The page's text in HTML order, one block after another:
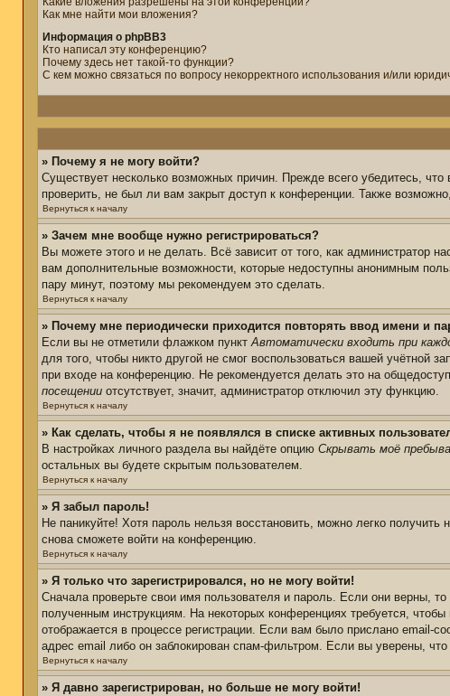
Как мне найти мои вложения?
Информация о phpBB3
Кто написал эту конференцию?
Почему здесь нет такой-то функции?
С кем можно связаться по вопросу некорректного использования и/или
» Почему я не могу войти?
Существует несколько возможных причин. Прежде всего убедитесь,
проверить, не был ли вам закрыт доступ к конференции. Также
Вернуться к началу
» Зачем мне вообще нужно регистрироваться?
Вы можете этого и не делать. Всё зависит от того, как администратор
вам дополнительные возможности, которые недоступны анонимным
пару минут, поэтому мы рекомендуем это сделать.
Вернуться к началу
» Почему мне периодически приходится повторять ввод имени и
Если вы не отметили флажком пунктАвтоматически входить при
для того, чтобы никто другой не смог воспользоваться вашей учётной
при входе на конференцию. Не рекомендуется делать это на
посещении отсутствует, значит, администратор отключил эту функцию.
Вернуться к началу
» Как сделать, чтобы я не появлялся в списке активных
В настройках личного раздела вы найдёте опцию Скрывать моё
остальных вы будете скрытым пользователем.
Вернуться к началу
» Я забыл пароль!
Не паникуйте! Хотя пароль нельзя восстановить, можно легко
снова сможете войти на конференцию.
Вернуться к началу
» Я только что зарегистрировался, но не могу войти!
Сначала проверьте свои имя пользователя и пароль. Если они верны,
полученным инструкциям. На некоторых конференциях требуется,
отображается в процессе регистрации. Если вам было прислано email-
адрес email либо он заблокирован спам-фильтром. Если вы уверены,
Вернуться к началу
» Я давно зарегистрирован, но больше не могу войти!